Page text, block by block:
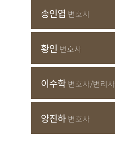
송인엽 변호사
황인 변호사
이수학 변호사/변리사
양진하 변호사